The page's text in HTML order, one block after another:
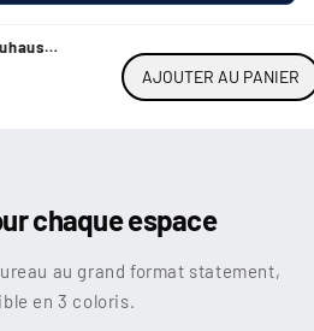
1925
AJOUTER AU PANIER
chaque espace
au grand format statement,
en 3 coloris.